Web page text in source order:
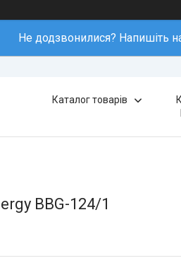
Не додзвонилися? Напишіть
Каталог товарів
BBG-124/1